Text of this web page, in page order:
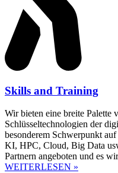
Skills and Training
Wir bieten eine breite Palette
Schlüsseltechnologien der
besonderem Schwerpunkt
KI, HPC, Cloud, Big Data
Partnern angeboten und es
WEITERLESEN »